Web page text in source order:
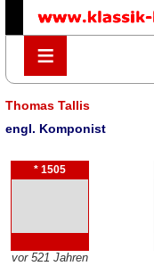
≡
≡
Thomas Tallis
engl. Komponist
* 1505
vor 521 Jahren